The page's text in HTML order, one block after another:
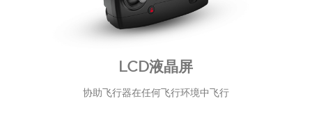
LCD液晶屏
协助飞行器在任何飞行环境中飞行